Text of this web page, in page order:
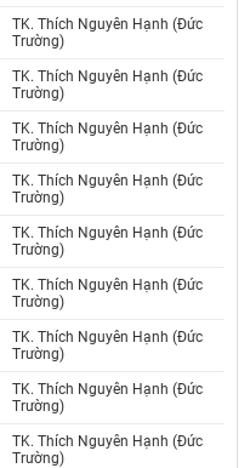
TK. Thích Nguyên Hạnh (Đức
Trường)
TK. Thích Nguyên Hạnh (Đức
Trường)
TK. Thích Nguyên Hạnh (Đức
Trường)
TK. Thích Nguyên Hạnh (Đức
Trường)
TK. Thích Nguyên Hạnh (Đức
Trường)
TK. Thích Nguyên Hạnh (Đức
Trường)
TK. Thích Nguyên Hạnh (Đức
Trường)
TK. Thích Nguyên Hạnh (Đức
Trường)
TK. Thích Nguyên Hạnh (Đức
Trường)